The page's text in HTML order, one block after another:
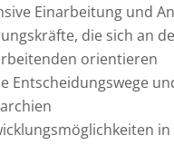
Einarbeitung und
die sich an
orientieren
Entscheidungswege
in